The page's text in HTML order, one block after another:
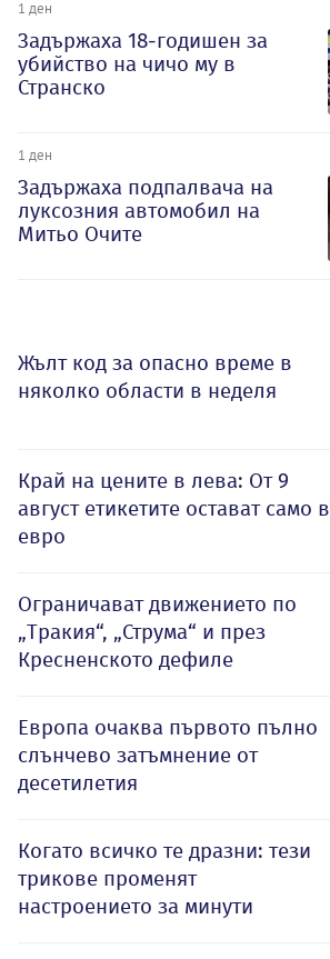
1 ден
Задържаха 18-годишен за
убийство на чичо му в
Странско
1 ден
Задържаха подпалвача на
луксозния автомобил на
Митьо Очите
Жълт код за опасно време в
няколко области в неделя
Край на цените в лева: От 9
август етикетите остават само в
евро
Ограничават движението по
„Тракия“, „Струма“ и през
Кресненското дефиле
Европа очаква първото пълно
слънчево затъмнение от
десетилетия
Когато всичко те дразни: тези
трикове променят
настроението за минути